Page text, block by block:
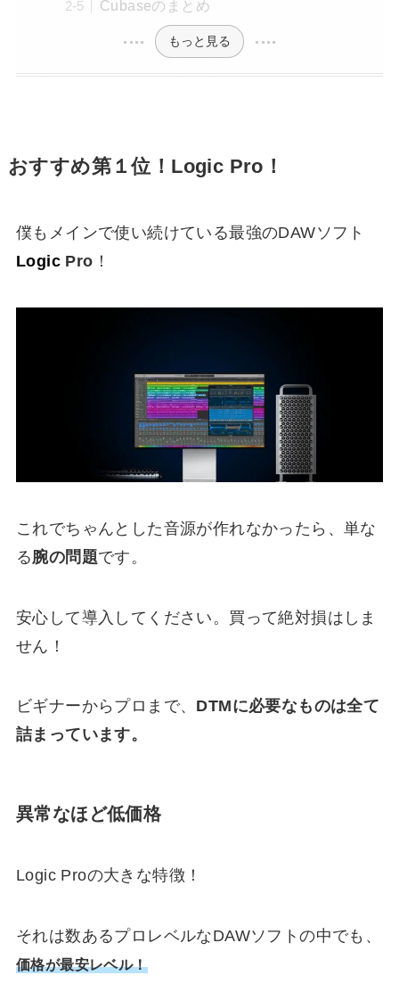
Cubaseのまとめ
もっと見る
おすすめ第１位！Logic Pro！
僕もメインで使い続けている最強のDAWソフト
LogicPro ！
これでちゃんとした音源が作れなかったら、単な
る腕の問題です。
安心して導入してください。買って絶対損はしま
せん！
ビギナーからプロまで、 DTMに必要なものは全て
詰まっています。
異常なほど低価格
Logic Proの大きな特徴！
それは数あるプロレベルなDAWソフトの中でも、
価格が最安レベル！